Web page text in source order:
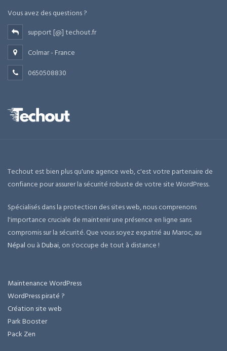
Vous avez des questions ?
support [@] techout.fr
Colmar - France
0650508830
Techout est bien plus qu'une agence web, c'est votre partenaire de
confiance pour assurer la sécurité robuste de votre site WordPress.
Spécialisés dans la protection des sites web, nous comprenons
l'importance cruciale de maintenir une présence en ligne sans
compromis sur la sécurité. Que vous soyez expatrié au Maroc, au
Népal ou àDubai, on s'occupe de tout à distance !
Maintenance WordPress
WordPress piraté ?
Création site web
Park Booster
Pack Zen